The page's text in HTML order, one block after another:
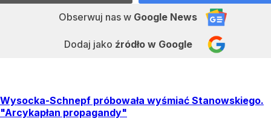
Obserwuj nas w Google News
Dodaj jako źródło w Google
Wysocka-Schnepf próbowała wyśmiać Stanowskiego.
"Arcykapłan propagandy"